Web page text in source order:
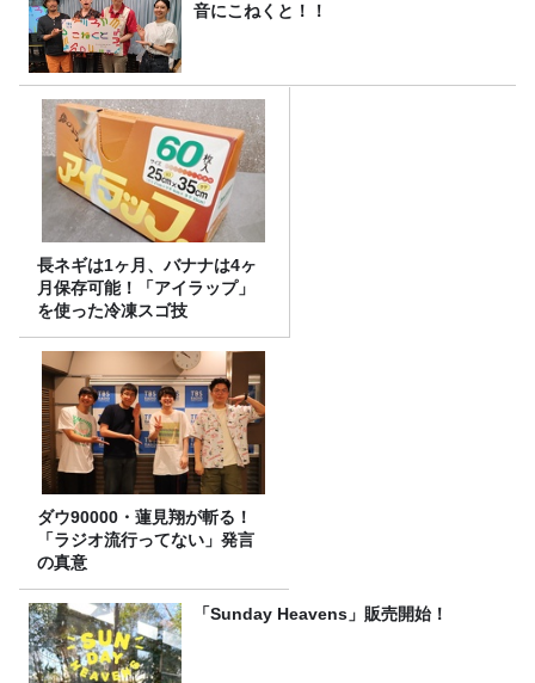
音にこねくと！！
長ネギは1ヶ月、バナナは4ヶ
月保存可能！「アイラップ」
を使った冷凍スゴ技
ダウ90000・蓮見翔が斬る！
「ラジオ流行ってない」発言
の真意
「Sunday Heavens」販売開始！